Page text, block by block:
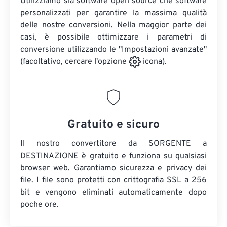
personalizzati per garantire la massima qualità
delle nostre conversioni. Nella maggior parte dei
casi, è possibile ottimizzare i parametri di
conversione utilizzando le "Impostazioni avanzate"
(facoltativo, cercare l'opzione
icona).
Gratuito e sicuro
Il nostro convertitore da SORGENTE a
DESTINAZIONE è gratuito e funziona su qualsiasi
browser web. Garantiamo sicurezza e privacy dei
file. I file sono protetti con crittografia SSL a 256
bit e vengono eliminati automaticamente dopo
poche ore.